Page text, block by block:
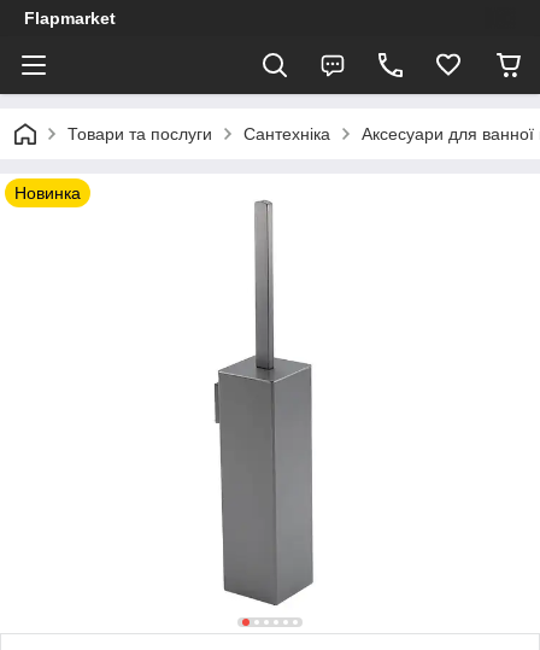
Flapmarket
Товари та послуги Сантехніка Аксесуари для ванної
Новинка